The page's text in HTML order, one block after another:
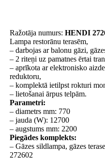
Ražotāja numurs: HENDI
Lampa restorānu terasēm,
– darbojas ar balonu gāzi,
– 2 riteņi uz pamatnes ērtai
– aprīkota ar elektronisko
reduktoru,
– komplektā ietilpst rokturi
– lietošanai ārpus telpām.
Parametri:
– diametrs mm: 770
– jauda (W): 12700
– augstums mm: 2200
Piegādes komplekts:
– Gāzes sildlampa, gāzes
272602